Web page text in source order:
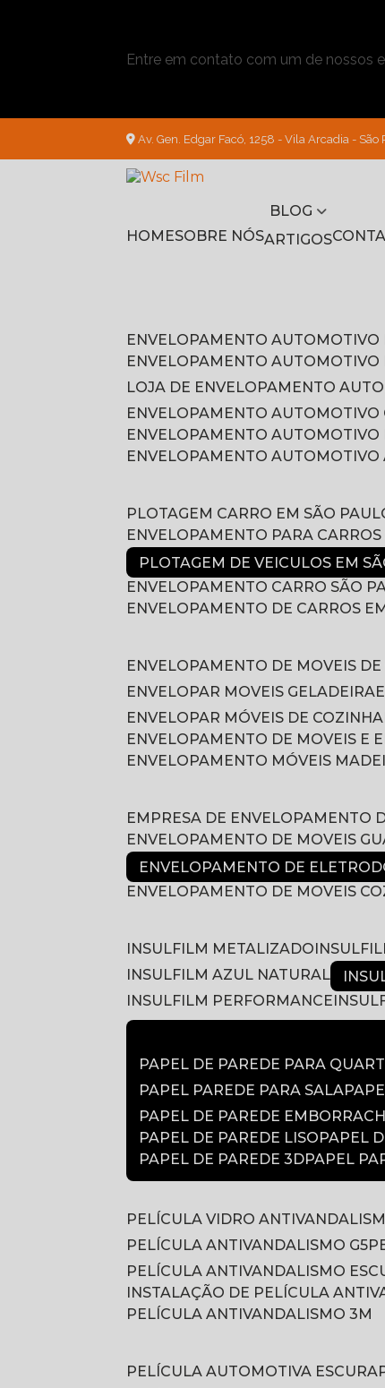
Entre em contato com um de nossos
Av. Gen. Edgar Facó, 1258 - Vila Arcadia - São
HOME SOBRE NÓS
BLOG
ARTIGOS
ENVELOPAMENTO AUTOMOTIVO
ENVELOPAMENTO AUTOMOTIVO
LOJA DE ENVELOPAMENTO
ENVELOPAMENTO
ENVELOPAMENTO
ENVELOPAMENTO
PLOTAGEM CARRO EM SÃO
ENVELOPAMENTO PARA
PLOTAGEM DE VEICULOS EM
ENVELOPAMENTO CARRO SÃO
ENVELOPAMENTO DE CARROS
ENVELOPAMENTO DE MOVEIS
ENVELOPAR MOVEIS GELADEIRA
ENVELOPAR MÓVEIS DE COZINHA
ENVELOPAMENTO DE MOVEIS E
ENVELOPAMENTO MÓVEIS
EMPRESA DE ENVELOPAMENTO
ENVELOPAMENTO DE MOVEIS
ENVELOPAMENTO DE
ENVELOPAMENTO DE MOVEIS
INSULFILM METALIZADO
INSULFILM AZUL NATURAL
INSULFILM PERFORMANCE
PAPEL DE PAREDE PARA
PAPEL PAREDE PARA SALA
PAPEL DE PAREDE
PAPEL DE PAREDE LISO
PAPEL
PAPEL DE PAREDE 3D PAPEL
PELÍCULA VIDRO
PELÍCULA ANTIVANDALISMO G5
PELÍCULA ANTIVANDALISMO
INSTALAÇÃO DE PELÍCULA
PELÍCULA ANTIVANDALISMO 3M
PELÍCULA AUTOMOTIVA ESCURA